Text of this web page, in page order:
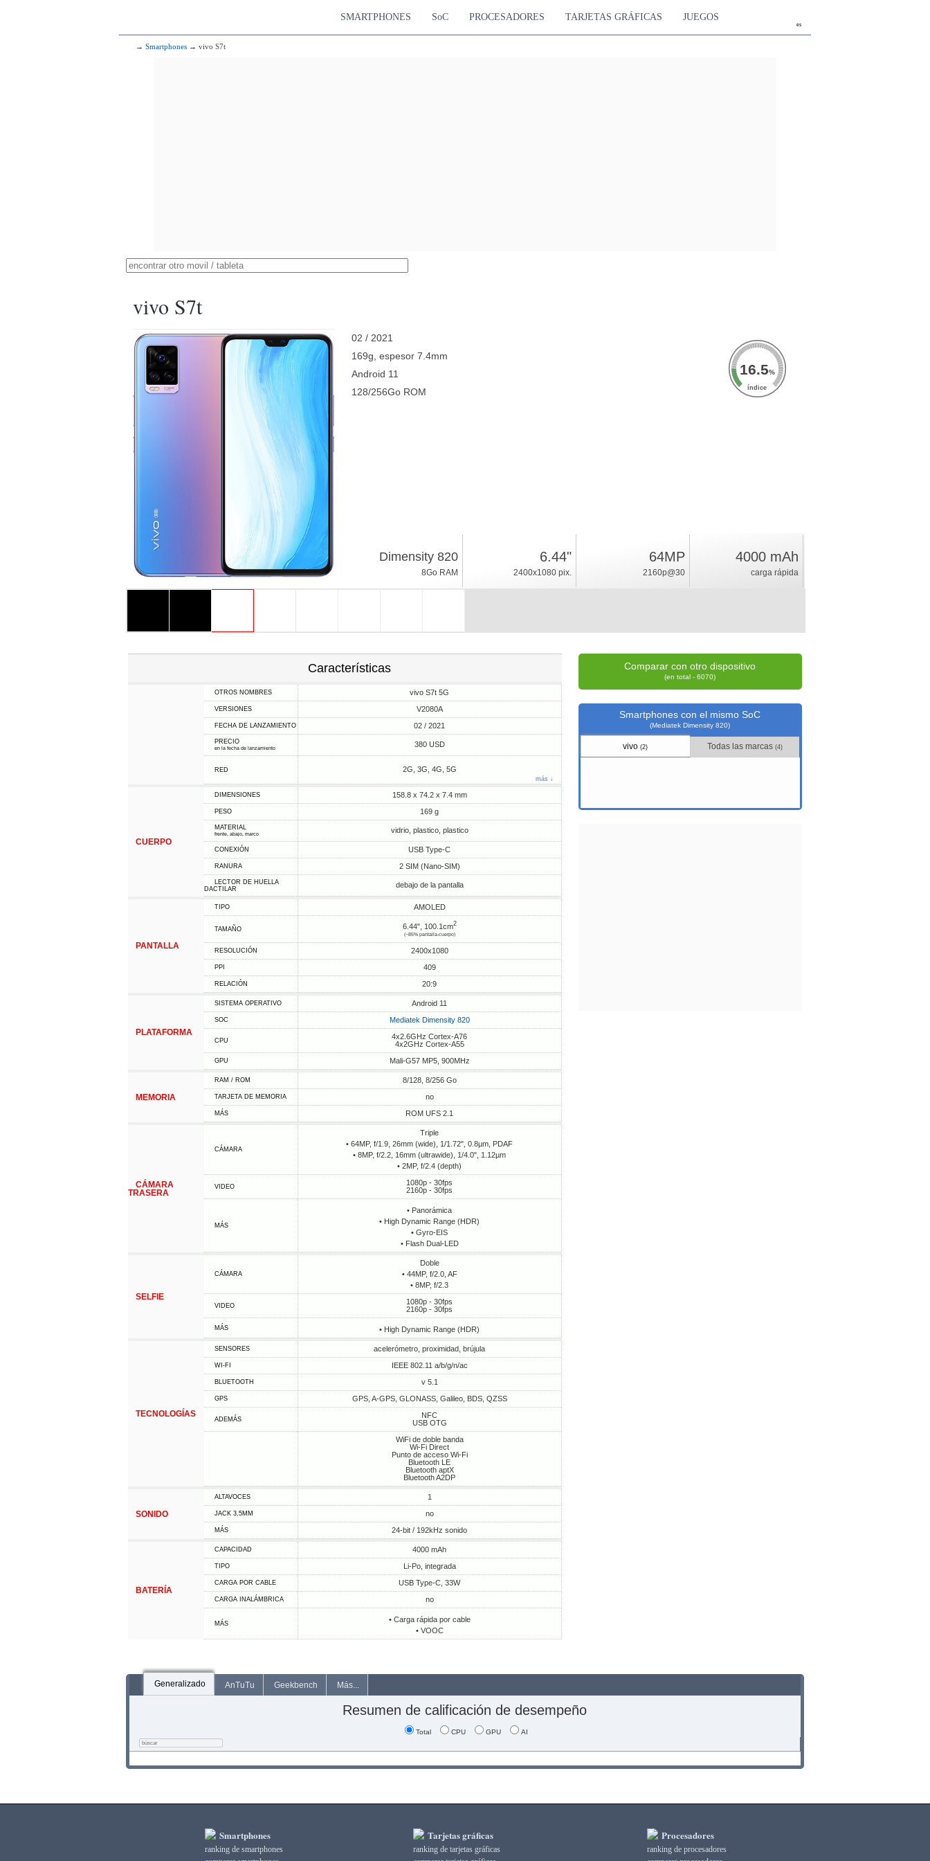
es
SMARTPHONES SoC PROCESADORES TARJETAS GRÁFICAS JUEGOS
→ Smartphones → vivo S7t
vivo S7t
02 / 2021
169g, espesor 7.4mm
Android 11
128/256Go ROM
16.5%
índice
Dimensity 820
8Go RAM
6.44"
2400x1080 pix.
64MP
2160p@30
4000 mAh
carga rápida
Características
OTROS NOMBRES vivo S7t 5G
VERSIONES V2080A
FECHA DE LANZAMIENTO 02 / 2021
PRECIO
en la fecha de lanzamiento 380 USD
RED 2G, 3G, 4G, 5G
más ↓
CUERPO
DIMENSIONES 158.8 x 74.2 x 7.4 mm
PESO 169 g
MATERIAL
frente, abajo, marco vidrio, plastico, plastico
CONEXIÓN USB Type-C
RANURA 2 SIM (Nano-SIM)
LECTOR DE HUELLA
DACTILAR
debajo de la pantalla
PANTALLA
TIPO AMOLED
TAMAÑO 6.44", 100.1cm2
(~85% pantalla-cuerpo)
RESOLUCIÓN 2400x1080
PPI 409
RELACIÓN 20:9
PLATAFORMA
SISTEMA OPERATIVO Android 11
SOC Mediatek Dimensity 820
CPU
4x2.6GHz Cortex-A76
4x2GHz Cortex-A55
GPU Mali-G57 MP5, 900MHz
MEMORIA
RAM / ROM 8/128, 8/256 Go
TARJETA DE MEMORIA no
MÁS ROM UFS 2.1
CÁMARA
TRASERA
CÁMARA
Triple
• 64MP, f/1.9, 26mm (wide), 1/1.72", 0.8µm, PDAF
• 8MP, f/2.2, 16mm (ultrawide), 1/4.0", 1.12µm
• 2MP, f/2.4 (depth)
VIDEO
1080p - 30fps
2160p - 30fps
MÁS
• Panorámica
• High Dynamic Range (HDR)
• Gyro-EIS
• Flash Dual-LED
SELFIE
CÁMARA
Doble
• 44MP, f/2.0, AF
• 8MP, f/2.3
VIDEO
1080p - 30fps
2160p - 30fps
MÁS • High Dynamic Range (HDR)
TECNOLOGÍAS
SENSORES acelerómetro, proximidad, brújula
WI-FI IEEE 802.11 a/b/g/n/ac
BLUETOOTH v 5.1
GPS GPS, A-GPS, GLONASS, Galileo, BDS, QZSS
ADEMÁS
NFC
USB OTG
WiFi de doble banda
Wi-Fi Direct
Punto de acceso Wi-Fi
Bluetooth LE
Bluetooth aptX
Bluetooth A2DP
SONIDO
ALTAVOCES 1
JACK 3,5MM no
MÁS 24-bit / 192kHz sonido
BATERÍA
CAPACIDAD 4000 mAh
TIPO Li-Po, integrada
CARGA POR CABLE USB Type-C, 33W
CARGA INALÁMBRICA no
MÁS
• Carga rápida por cable
• VOOC
Comparar con otro dispositivo
(en total - 6070)
Smartphones con el mismo SoC
(Mediatek Dimensity 820)
vivo(2) Todas las marcas (4)
Generalizado AnTuTu Geekbench Más...
Resumen de calificación de desempeño
Total CPU GPU AI
Smartphones
ranking de smartphones
Tarjetas gráficas
ranking de tarjetas gráficas
Procesadores
ranking de procesadores